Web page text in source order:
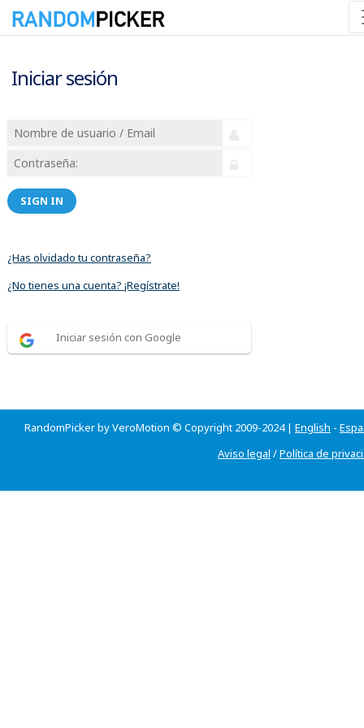
Iniciar sesión
SIGN IN
¿Has olvidado tu contraseña?
¿No tienes una cuenta? ¡Regístrate!
Iniciar sesión con Google
RandomPicker by VeroMotion © Copyright 2009-2024 | English -
Aviso legal /Política de